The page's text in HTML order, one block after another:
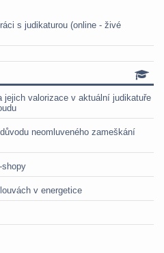
s judikaturou (online - živé
valorizace v aktuální judikatuře
neomluveného zameškání
shopy
v energetice